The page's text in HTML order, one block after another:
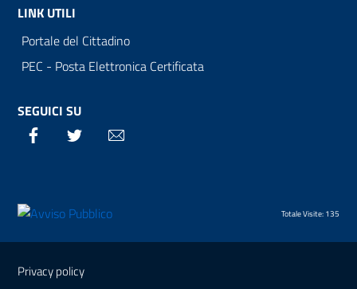
LINK UTILI
Portale del Cittadino
PEC - Posta Elettronica Certificata
SEGUICI SU
Facebook Twitter
Totale Visite: 135
Sezione Link Utili
Privacy policy